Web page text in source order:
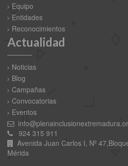
Equipo
Entidades
Reconocimientos
Actualidad
Noticias
Blog
Campañas
Convocatorias
Eventos
924 315 911
Avenida Juan Carlos I, Nº
Mérida